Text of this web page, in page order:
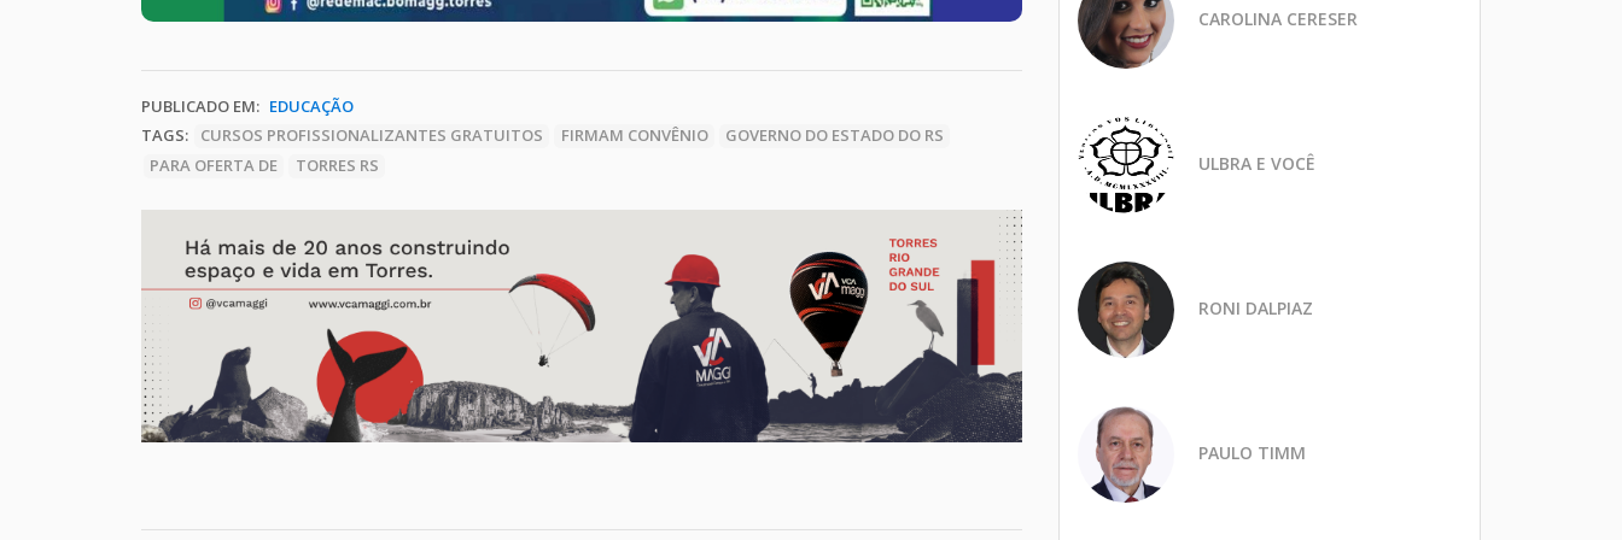
PUBLICADO EM: EDUCAÇÃO
TAGS:
CURSOS PROFISSIONALIZANTES GRATUITOS FIRMAM CONVÊNIO
GOVERNO DO ESTADO DO RS
PARA OFERTA DE
TORRES RS
CAROLINA CERESER
ULBRA E VOCÊ
RONI DALPIAZ
PAULO TIMM